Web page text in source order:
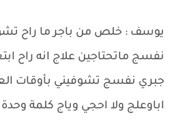
يوسف : خلص من باجر ما راح
نفسج ماتحتاجين علاج انه راح
جبري نفسج تشوفيني بأوقات
اباوعلج ولا احجي وياج كلمة